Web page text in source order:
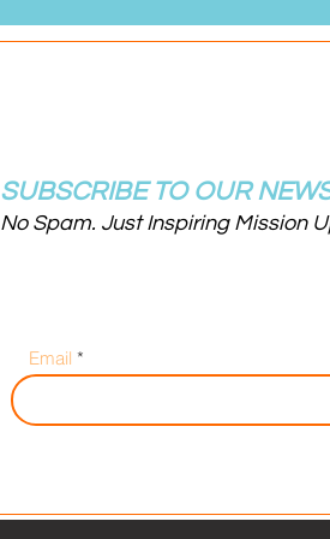
SUBSCRIBE TO OUR
No Spam. Just Inspiring Mission
Email